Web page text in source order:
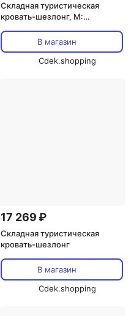
Складная туристическая
кровать-шезлонг, M:
Cotton Padding
В магазин
Cdek.shopping
17 269 ₽
Складная туристическая
кровать-шезлонг
В магазин
Cdek.shopping